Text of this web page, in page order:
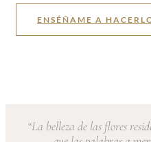
ENSÉÑAME A
“La belleza de las flores